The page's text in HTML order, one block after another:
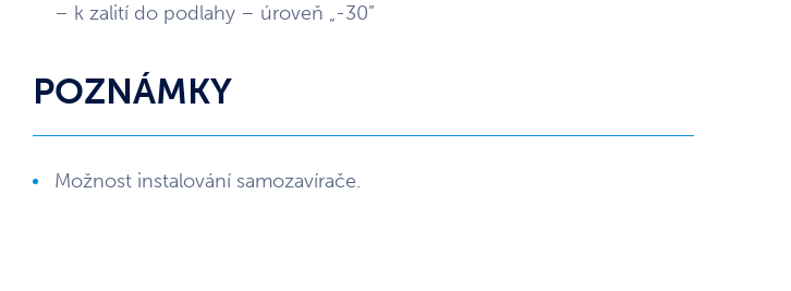
– k zalití do podlahy – úroveň „-30”
POZNÁMKY
Možnost instalování samozavírače.